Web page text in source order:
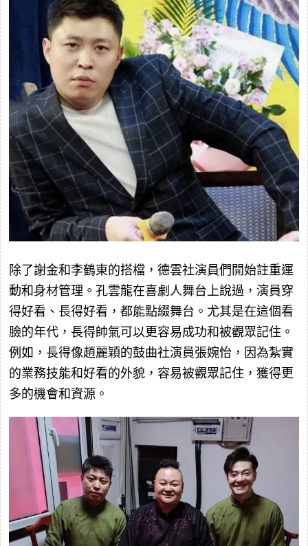
除了謝金和李鶴東的搭檔，德雲社演員們開始註重運
動和身材管理。孔雲龍在喜劇人舞台上說過，演員穿
得好看、長得好看，都能點綴舞台。尤其是在這個看
臉的年代，長得帥氣可以更容易成功和被觀眾記住。
例如，長得像趙麗穎的鼓曲社演員張婉怡，因為紮實
的業務技能和好看的外貌，容易被觀眾記住，獲得更
多的機會和資源。